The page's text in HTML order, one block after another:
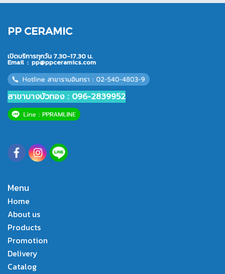
PP CERAMIC
เปิดบริการทุกวัน 7.30-17.30 น.
Email : pp@ppceramics.com
สาขาบางบัวทอง : 096-2839952
Menu
Home
About us
Products
Promotion
Delivery
Catalog